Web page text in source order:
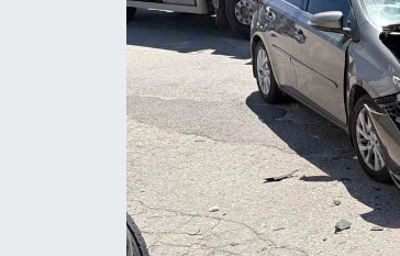
Ekonomi
Tokat Haber